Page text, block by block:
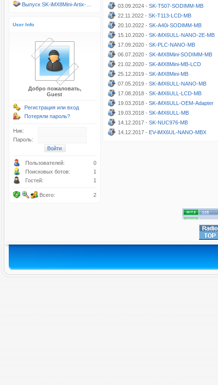
Выпуск SK-iMX8Mini-Artix-…
User Info
Добро пожаловать,
Guest
Регистрация или вход
Потеряли пароль?
Ник:
Пароль:
Пользователей:
0
Поисковых ботов:
1
Гостей:
1
Всего: 2
03.09.2024 - SK-T507-SODIMM-MB
22.11.2022 - SK-T113-LCD-MB
20.10.2022 - SK-A40i-SODIMM-MB
15.10.2020 - SK-iMX6ULL-NANO-2E-MB
17.09.2020 - SK-PLC-NANO-MB
06.07.2020 - SK-iMX8Mini-SODIMM-MB
21.02.2020 - SK-iMX8Mini-MB-LCD
25.12.2019 - SK-iMX8Mini-MB
07.05.2019 - SK-iMX6ULL-NANO-MB
17.08.2018 - SK-iMX6ULL-LCD-MB
19.03.2018 - SK-iMX6ULL-OEM-Adapter
19.03.2018 - SK-iMX6ULL-MB
14.12.2017 - SK-NUC976-MB
14.12.2017 - EV-iMX6UL-NANO-MBX